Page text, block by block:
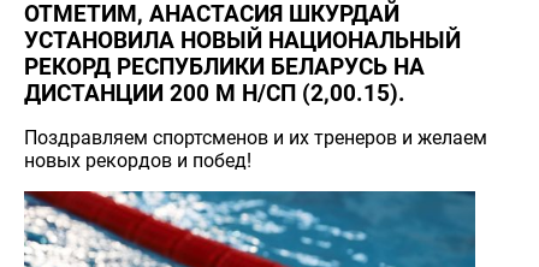
ОТМЕТИМ, АНАСТАСИЯ ШКУРДАЙ
УСТАНОВИЛА НОВЫЙ НАЦИОНАЛЬНЫЙ
РЕКОРД РЕСПУБЛИКИ БЕЛАРУСЬ НА
ДИСТАНЦИИ 200 М Н/СП (2,00.15).
Поздравляем спортсменов и их тренеров и желаем
новых рекордов и побед!